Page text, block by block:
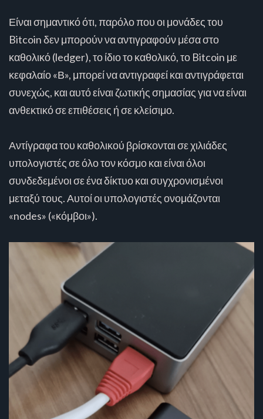
Είναι σημαντικό ότι, παρόλο που οι μονάδες του
Bitcoin δεν μπορούν να αντιγραφούν μέσα στο
καθολικό (ledger), το ίδιο το καθολικό, το Bitcoin με
κεφαλαίο «Β», μπορεί να αντιγραφεί και αντιγράφεται
συνεχώς, και αυτό είναι ζωτικής σημασίας για να είναι
ανθεκτικό σε επιθέσεις ή σε κλείσιμο.
Αντίγραφα του καθολικού βρίσκονται σε χιλιάδες
υπολογιστές σε όλο τον κόσμο και είναι όλοι
συνδεδεμένοι σε ένα δίκτυο και συγχρονισμένοι
μεταξύ τους. Αυτοί οι υπολογιστές ονομάζονται
«nodes» («κόμβοι»).